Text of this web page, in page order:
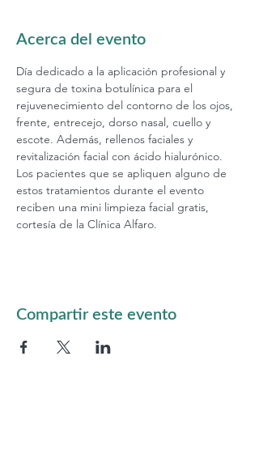
Acerca del evento
Día dedicado a la aplicación profesional y
segura de toxina botulínica para el
rejuvenecimiento del contorno de los ojos,
frente, entrecejo, dorso nasal, cuello y
escote. Además, rellenos faciales y
revitalización facial con ácido hialurónico.
Los pacientes que se apliquen alguno de
estos tratamientos durante el evento
reciben una mini limpieza facial gratis,
cortesía de la Clínica Alfaro.
Compartir este evento